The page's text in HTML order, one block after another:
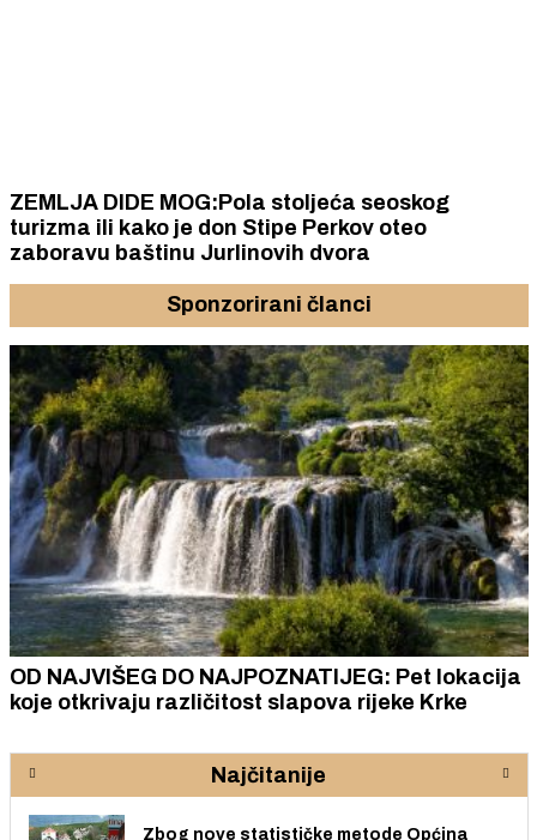
ZEMLJA DIDE MOG:Pola stoljeća seoskog
turizma ili kako je don Stipe Perkov oteo
zaboravu baštinu Jurlinovih dvora
Sponzorirani članci
OD NAJVIŠEG DO NAJPOZNATIJEG: Pet lokacija
koje otkrivaju različitost slapova rijeke Krke
Najčitanije
Zbog nove statističke metode Općina